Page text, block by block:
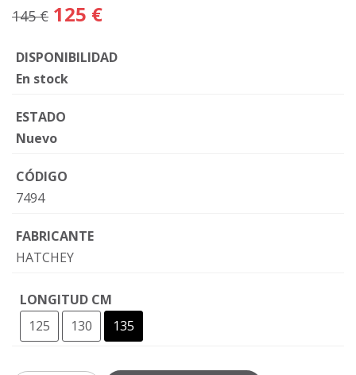
145 € 125 €
DISPONIBILIDAD
En stock
ESTADO
Nuevo
CÓDIGO
7494
FABRICANTE
HATCHEY
LONGITUD CM
125
130 135